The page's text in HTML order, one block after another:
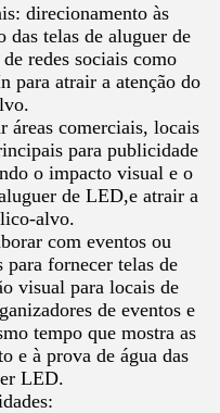
direcionamento às
das telas de aluguer de
redes sociais como
para atrair a atenção do
áreas comerciais, locais
para publicidade
o impacto visual e o
de LED,e atrair a
alvo.
com eventos ou
fornecer telas de
visual para locais de
de eventos e
tempo que mostra as
e à prova de água das
LED.